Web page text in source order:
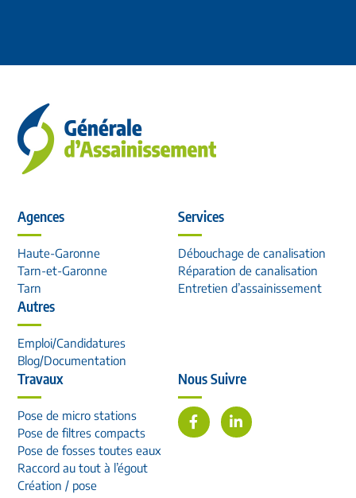
Agences
Haute-Garonne
Tarn-et-Garonne
Tarn
Autres
Emploi/Candidatures
Blog/Documentation
Services
Débouchage de canalisation
Réparation de canalisation
Entretien d’assainissement
Travaux
Pose de micro stations
Pose de filtres compacts
Pose de fosses toutes eaux
Raccord au tout à l’égout
Création / pose
Nous Suivre